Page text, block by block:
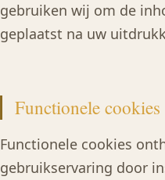
gebruiken wij om de
geplaatst na uw
Functionele cookies
Functionele cookies
gebruikservaring door